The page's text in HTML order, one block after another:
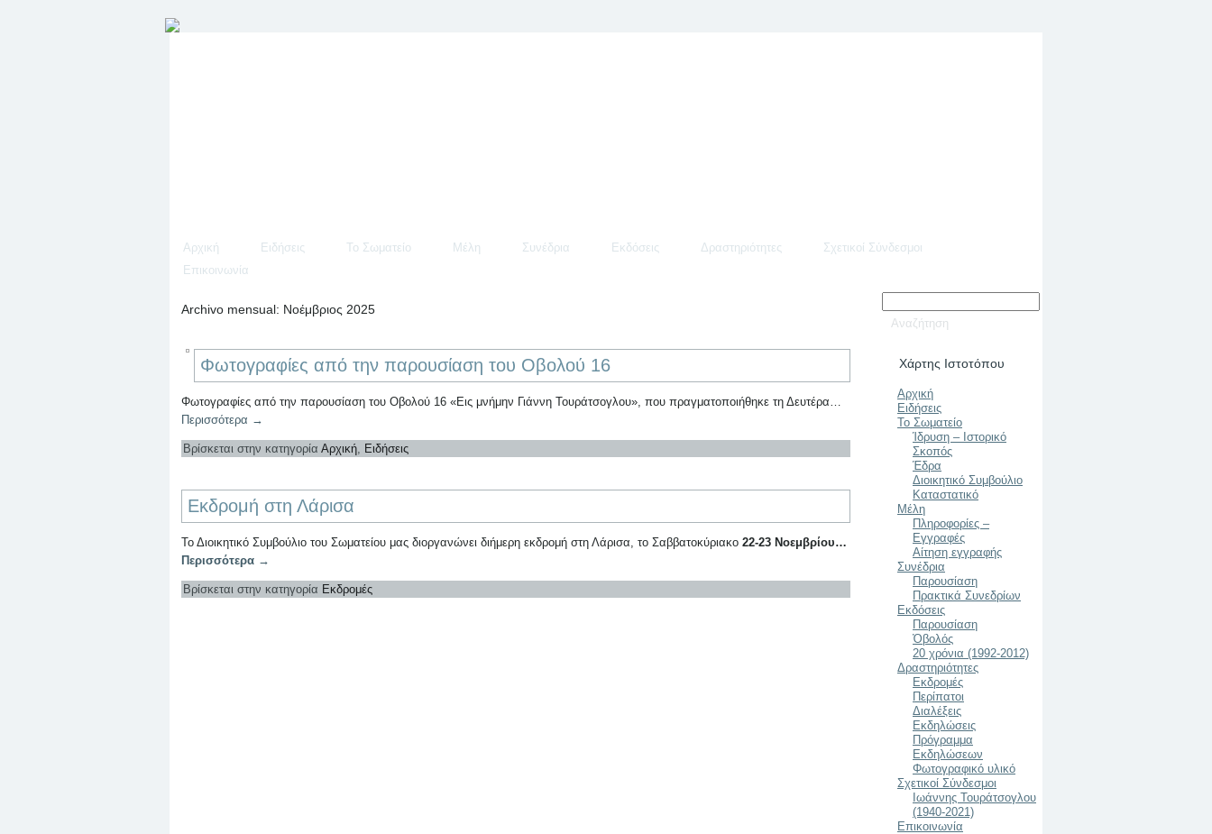
Αρχική Ειδήσεις Το Σωματείο Μέλη Συνέδρια Εκδόσεις Δραστηριότητες
Σχετικοί Σύνδεσμοι
Επικοινωνία
Archivo mensual: Νοέμβριος 2025
Φωτογραφίες από την παρουσίαση του Οβολού 16
Φωτογραφίες από την παρουσίαση του Οβολού 16 «Εις μνήμην Γιάννη Τουράτσογλου», που πραγματοποιήθηκε τη Δευτέρα…
Περισσότερα →
Βρίσκεται στην κατηγορία Αρχική, Ειδήσεις
Εκδρομή στη Λάρισα
Το Διοικητικό Συμβούλιο του Σωματείου μας διοργανώνει διήμερη εκδρομή στη Λάρισα, το Σαββατοκύριακο 22-23 Νοεμβρίου…
Περισσότερα →
Βρίσκεται στην κατηγορία Εκδρομές
Χάρτης Ιστοτόπου
Αρχική
Ειδήσεις
Το Σωματείο
Ίδρυση – Ιστορικό
Σκοπός
Έδρα
Διοικητικό Συμβούλιο
Καταστατικό
Μέλη
Πληροφορίες –
Εγγραφές
Αίτηση εγγραφής
Συνέδρια
Παρουσίαση
Πρακτικά Συνεδρίων
Εκδόσεις
Παρουσίαση
Ὀβολός
20 χρόνια (1992-2012)
Δραστηριότητες
Εκδρομές
Περίπατοι
Διαλέξεις
Εκδηλώσεις
Πρόγραμμα
Εκδηλώσεων
Φωτογραφικό υλικό
Σχετικοί Σύνδεσμοι
Ιωάννης Τουράτσογλου
(1940-2021)
Επικοινωνία